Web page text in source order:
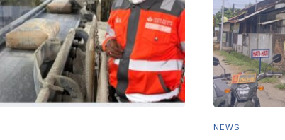
NEWS